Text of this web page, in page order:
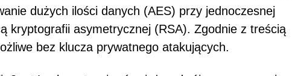
dużych ilości danych (AES) przy jednoczesnej
kryptografii asymetrycznej (RSA). Zgodnie z treścią
bez klucza prywatnego atakujących.